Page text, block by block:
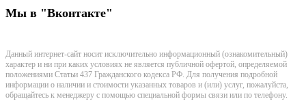
Мы в "Вконтакте"
Данный интернет-сайт носит исключительно информационный (ознакомительный)
характер и ни при каких условиях не является публичной офертой, определяемой
положениями Статьи 437 Гражданского кодекса РФ. Для получения подробной
информации о наличии и стоимости указанных товаров и (или) услуг, пожалуйста,
обращайтесь к менеджеру с помощью специальной формы связи или по телефону.